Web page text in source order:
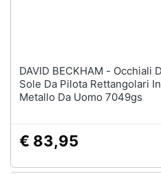
DAVID BECKHAM - Occhiali Da
Sole Da Pilota Rettangolari In
Metallo Da Uomo 7049gs
€ 83,95